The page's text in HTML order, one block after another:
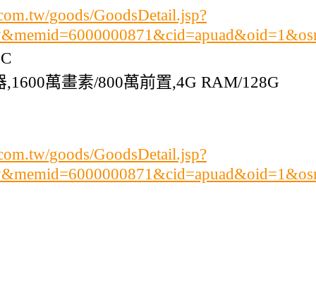
goods/GoodsDetail.jsp?
萬畫素/800萬前置,4G RAM/128G
goods/GoodsDetail.jsp?